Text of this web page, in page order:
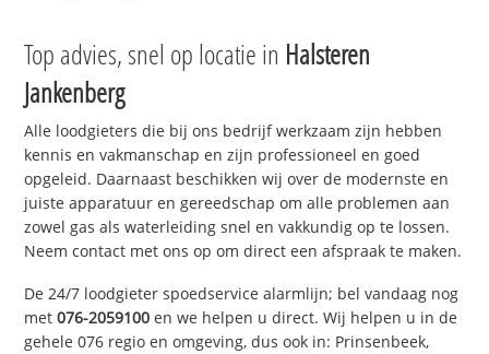
Top advies, snel op locatie in Halsteren
Jankenberg
Alle loodgieters die bij ons bedrijf werkzaam zijn hebben
kennis en vakmanschap en zijn professioneel en goed
opgeleid. Daarnaast beschikken wij over de modernste en
juiste apparatuur en gereedschap om alle problemen aan
zowel gas als waterleiding snel en vakkundig op te lossen.
Neem contact met ons op om direct een afspraak te maken.
De 24/7 loodgieter spoedservice alarmlijn; bel vandaag nog
met076-2059100 en we helpen u direct. Wij helpen u in de
gehele 076 regio en omgeving, dus ook in: Prinsenbeek,